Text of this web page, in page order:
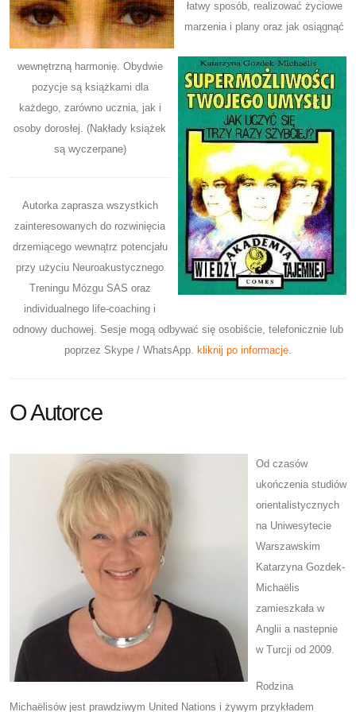
łatwy sposób, realizować życiowe
marzenia i plany oraz jak osiągnąć
wewnętrzną harmonię. Obydwie
pozycje są książkami dla
każdego, zarówno ucznia, jak i
osoby dorosłej. (Nakłady książek
są wyczerpane)
Autorka zaprasza wszystkich
zainteresowanych do rozwinięcia
drzemiącego wewnątrz potencjału
przy użyciu Neuroakustycznego
Treningu Mózgu SAS oraz
individualnego life-coaching i
odnowy duchowej. Sesje mogą odbywać się osobiście, telefonicznie lub
poprzez Skype / WhatsApp. kliknij po informacje.
O Autorce
Od czasów
ukończenia studiów
orientalistycznych
na Uniwesytecie
Warszawskim
Katarzyna Gozdek-
Michaëlis
zamieszkała w
Anglii a nastepnie
w Turcji od 2009.
Rodzina
Michaëlisów jest prawdziwym United Nations i żywym przykładem